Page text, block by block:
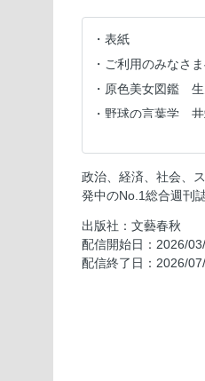
表紙
ご利用のみなさ
原色美女図鑑 生
野球の言葉学
つだぶん 津田健
そこからですか
新聞不信
政治、経済、社会、
発中のNo.1総合週刊
出版社：文藝春秋
配信開始日：2026/
配信終了日：2026/